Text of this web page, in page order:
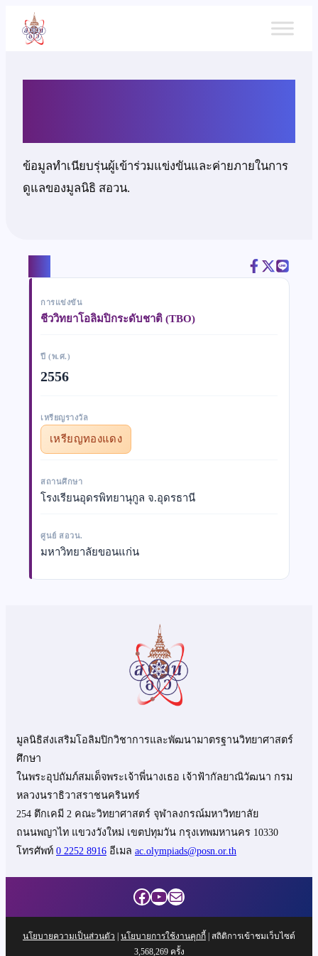
เนื้อหา
ข้อมูลทำเนียบรุ่นผู้เข้าร่วมแข่งขันและค่ายภายในการ
ดูแลของมูลนิธิ สอวน.
การแข่งขัน
ชีววิทยาโอลิมปิกระดับชาติ (TBO)
ปี (พ.ศ.)
2556
เหรียญรางวัล
เหรียญทองแดง
สถานศึกษา
โรงเรียนอุดรพิทยานุกูล จ.อุดรธานี
ศูนย์ สอวน.
มหาวิทยาลัยขอนแก่น
มูลนิธิส่งเสริมโอลิมปิกวิชาการและพัฒนามาตรฐานวิทยาศาสตร์
ศึกษา
ในพระอุปถัมภ์สมเด็จพระเจ้าพี่นางเธอ เจ้าฟ้ากัลยาณิวัฒนา กรม
หลวงนราธิวาสราชนครินทร์
254 ตึกเคมี 2 คณะวิทยาศาสตร์ จุฬาลงกรณ์มหาวิทยาลัย
ถนนพญาไท แขวงวังใหม่ เขตปทุมวัน กรุงเทพมหานคร 10330
โทรศัพท์ 0 2252 8916 อีเมล ac.olympiads@posn.or.th
Facebook
YouTube
Mail
นโยบายความเป็นส่วนตัว | นโยบายการใช้งานคุกกี้ | สถิติการเข้าชมเว็บไซต์
3,568,269ครั้ง